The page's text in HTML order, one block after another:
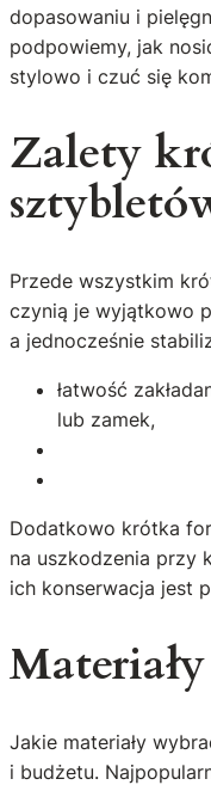
dopasowaniu i
podpowiemy, jak
stylowo i czuć się
Zalety
Przede wszystkim
czynią je wyjątkowo
a jednocześnie
łatwość
lub zamek,
Dodatkowo krótka
na uszkodzenia przy
ich konserwacja jest
Jakie materiały
i budżetu.